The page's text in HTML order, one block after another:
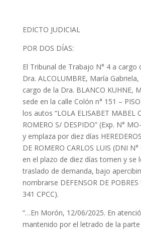
EDICTO JUDICIAL
POR DOS DÍAS:
El Tribunal de Trabajo N° 4 a cargo
Dra. ALCOLUMBRE, María
cargo de la Dra. BLANCO KUHNE,
sede en la calle Colón n° 151 –
los autos “LOLA ELISABET MABEL
ROMERO S/ DESPIDO” (Exp. N°
y emplaza por diez días
DE ROMERO CARLOS LUIS (DNI
en el plazo de diez días tomen y se
traslado de demanda, bajo
nombrarse DEFENSOR DE POBRES
341 CPCC).
“…En Morón, 12/06/2025. En
mantenido por el letrado de la